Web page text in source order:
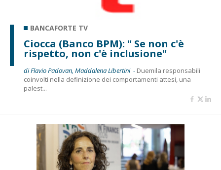
BANCAFORTE TV
Ciocca (Banco BPM): " Se non c'è
rispetto, non c'è inclusione"
di Flavio Padovan, Maddalena Libertini - Duemila responsabili
coinvolti nella definizione dei comportamenti attesi, una
palest...